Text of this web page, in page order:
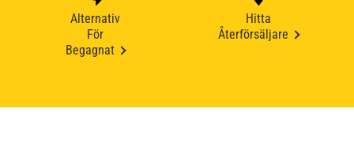
Alternativ
För
Begagnat
Hitta
Återförsäljare